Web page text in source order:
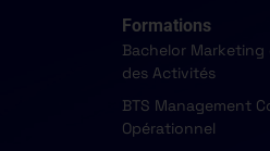
Formations
Bachelor
des Activités
BTS Management
Opérationnel